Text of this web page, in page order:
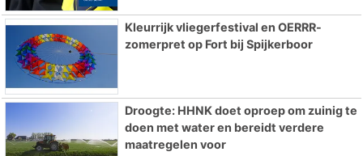
Kleurrijk vliegerfestival en OERRR-
zomerpret op Fort bij Spijkerboor
Droogte: HHNK doet oproep om zuinig te
doen met water en bereidt verdere
maatregelen voor